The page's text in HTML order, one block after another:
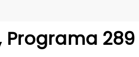
Programa 289